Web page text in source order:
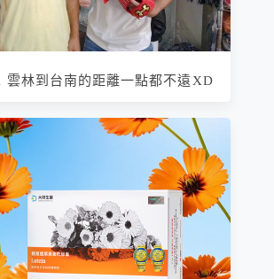
雲林到台南的距離一點都不遠XD